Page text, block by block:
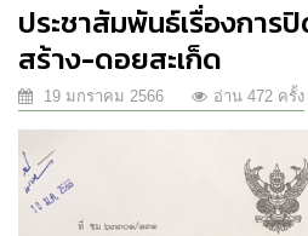
ประชาสัมพันธ์เรื่องการ
สร้าง-ดอยสะเก็ด
19 มกราคม 2566 อ่าน 472 ครั้ง